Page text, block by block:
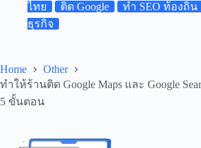
ไทย
ติด Google ทำ SEO ท้องถิ่น
ธุรกิจ
Home
Other
ทำให้ร้านติด Google Maps และ Google
5 ขั้นตอน